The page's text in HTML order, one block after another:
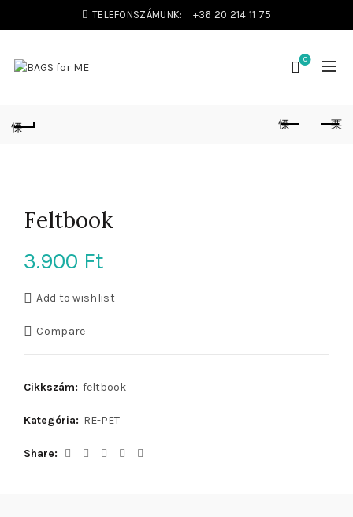
TELEFONSZÁMUNK: +36 20 214 11 75
0
Feltbook
3.900 Ft
Add to wishlist
Compare
Cikkszám: feltbook
Kategória: RE-PET
Share